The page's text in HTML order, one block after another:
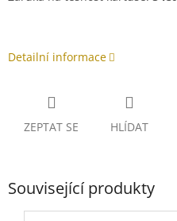
Detailní informace
ZEPTAT SE HLÍDAT
Související produkty